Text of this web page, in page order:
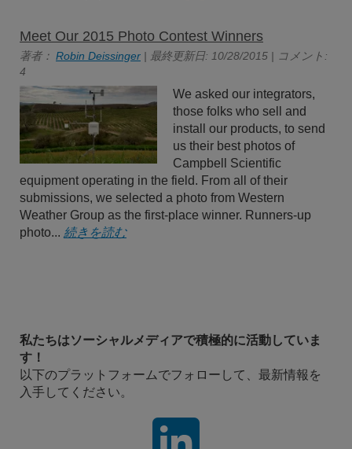
Meet Our 2015 Photo Contest Winners
著者： Robin Deissinger | 最終更新日: 10/28/2015 | コメント:
4
We asked our integrators,
those folks who sell and
install our products, to send
us their best photos of
Campbell Scientific
equipment operating in the field. From all of their
submissions, we selected a photo from Western
Weather Group as the first-place winner. Runners-up
photo... 続きを読む
私たちはソーシャルメディアで積極的に活動していま
す！
以下のプラットフォームでフォローして、最新情報を
入手してください。